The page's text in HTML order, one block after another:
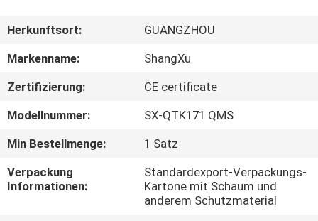
ÜBER
UNS
FABRIK-
AUSFLUG
QUALITÄTSKONTROLLE
Herkunftsort:
GUANGZHOU
Markenname:
ShangXu
Zertifizierung:
CE certificate
Modellnummer:
SX-QTK171 QMS
Min Bestellmenge:
1 Satz
Verpackung
Informationen:
Standardexport-Verpackungs-
Kartone mit Schaum und
anderem Schutzmaterial